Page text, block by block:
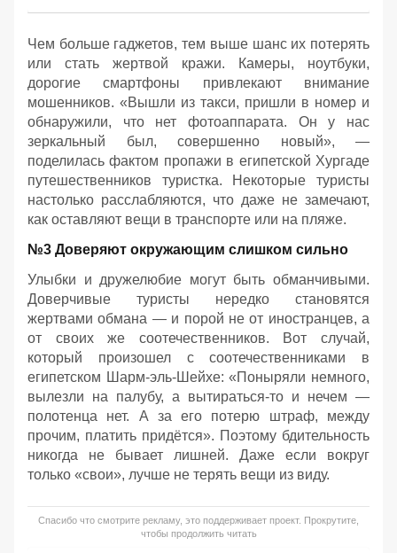
Чем больше гаджетов, тем выше шанс их потерять
или стать жертвой кражи. Камеры, ноутбуки,
дорогие смартфоны привлекают внимание
мошенников. «Вышли из такси, пришли в номер и
обнаружили, что нет фотоаппарата. Он у нас
зеркальный был, совершенно новый», —
поделилась фактом пропажи в египетской Хургаде
путешественников туристка. Некоторые туристы
настолько расслабляются, что даже не замечают,
как оставляют вещи в транспорте или на пляже.
№3 Доверяют окружающим слишком сильно
Улыбки и дружелюбие могут быть обманчивыми.
Доверчивые туристы нередко становятся
жертвами обмана — и порой не от иностранцев, а
от своих же соотечественников. Вот случай,
который произошел с соотечественниками в
египетском Шарм-эль-Шейхе: «Поныряли немного,
вылезли на палубу, а вытираться-то и нечем —
полотенца нет. А за его потерю штраф, между
прочим, платить придётся». Поэтому бдительность
никогда не бывает лишней. Даже если вокруг
только «свои», лучше не терять вещи из виду.
Спасибо что смотрите рекламу, это поддерживает проект. Прокрутите,
чтобы продолжить читать